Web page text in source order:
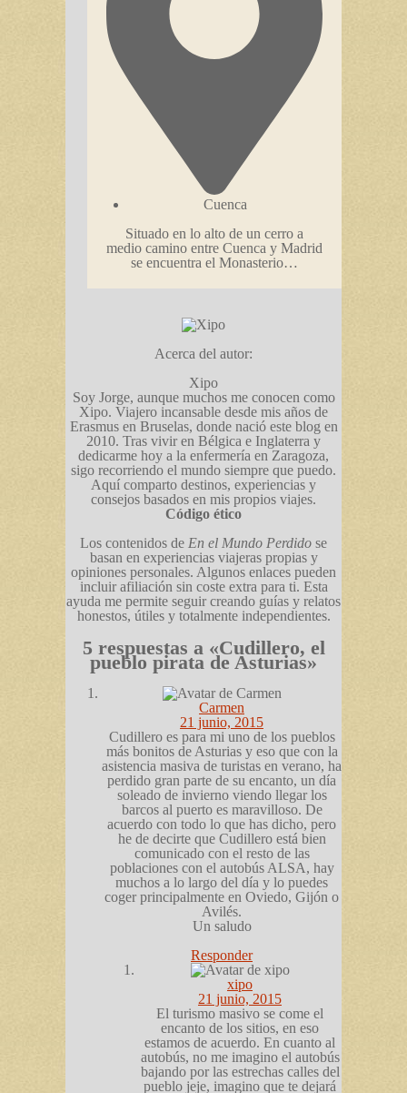
Cuenca
Situado en lo alto de un cerro a
medio camino entre Cuenca y Madrid
se encuentra el Monasterio…
Acerca del autor:
Xipo
Soy Jorge, aunque muchos me conocen como
Xipo. Viajero incansable desde mis años de
Erasmus en Bruselas, donde nació este blog en
2010. Tras vivir en Bélgica e Inglaterra y
dedicarme hoy a la enfermería en Zaragoza,
sigo recorriendo el mundo siempre que puedo.
Aquí comparto destinos, experiencias y
consejos basados en mis propios viajes.
Código ético
Los contenidos de En el Mundo Perdido se
basan en experiencias viajeras propias y
opiniones personales. Algunos enlaces pueden
incluir afiliación sin coste extra para ti. Esta
ayuda me permite seguir creando guías y relatos
honestos, útiles y totalmente independientes.
5 respuestas a «Cudillero, el
pueblo pirata de Asturias»
Carmen
21 junio, 2015
Cudillero es para mi uno de los pueblos
más bonitos de Asturias y eso que con la
asistencia masiva de turistas en verano, ha
perdido gran parte de su encanto, un día
soleado de invierno viendo llegar los
barcos al puerto es maravilloso. De
acuerdo con todo lo que has dicho, pero
he de decirte que Cudillero está bien
comunicado con el resto de las
poblaciones con el autobús ALSA, hay
muchos a lo largo del día y lo puedes
coger principalmente en Oviedo, Gijón o
Avilés.
Un saludo
Responder
xipo
21 junio, 2015
El turismo masivo se come el
encanto de los sitios, en eso
estamos de acuerdo. En cuanto al
autobús, no me imagino el autobús
bajando por las estrechas calles del
pueblo jeje, imagino que te dejará